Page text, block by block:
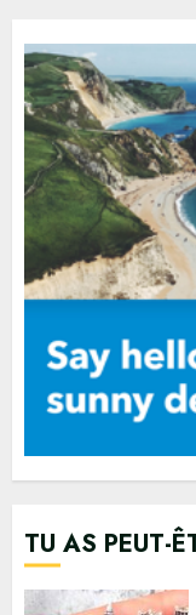
TU AS PEUT-